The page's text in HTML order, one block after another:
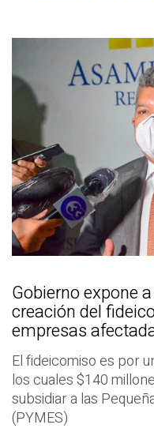
Gobierno expone
creación del
empresas
El fideicomiso es por
los cuales $140
subsidiar a las
(PYMES)